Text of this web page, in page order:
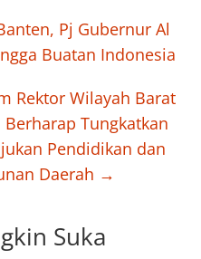
Pj Gubernur Al
Buatan Indonesia
Rektor Wilayah Barat
Tungkatkan
Pendidikan dan
Daerah →
Suka